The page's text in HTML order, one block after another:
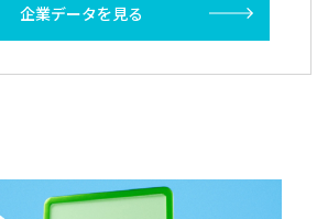
企業データを見る